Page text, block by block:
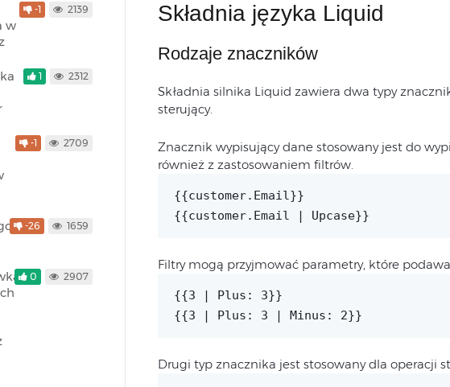
Rodzaje znaczników
Operatory
Instrukcje sterujące
Filtry
Składnia języka Liquid
Rodzaje znaczników
Składnia silnika Liquid zawiera dwa typy
sterujący.
Znacznik wypisujący dane stosowany jest do
również z zastosowaniem filtrów.
{{customer.Email}}
{{customer.Email | Upcase}}
Filtry mogą przyjmować parametry, które
{{3 | Plus: 3}}
{{3 | Plus: 3 | Minus: 2}}
Drugi typ znacznika jest stosowany dla operacji
w
-1 2139
1 2312
-1 2709
-26 1659
0 2907